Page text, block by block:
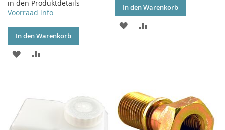
in den Produktdetails
Voorraad info
In den Warenkorb
ZUR
In den Warenkorb
ZUR